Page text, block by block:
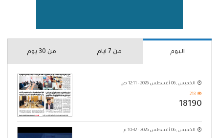
اليوم من 7 ايام من 30 يوم
الخميس, 06 أغسطس 2026 - 12:11 ص
218
18190
الخميس, 06 أغسطس 2026 - 10:32 م